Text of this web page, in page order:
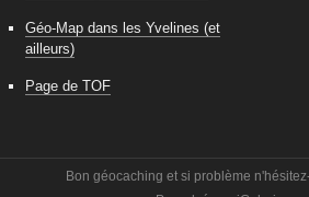
Géo-Map dans les Yvelines (et
ailleurs)
Page de TOF
Bon géocaching et si problème